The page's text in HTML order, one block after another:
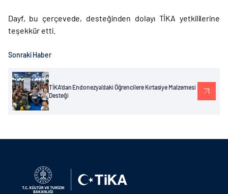
Dayf, bu çerçevede, desteğinden dolayı TİKA yetkililerine
teşekkür etti.
Sonraki Haber
TİKA’dan Endonezya’daki Öğrencilere Kırtasiye Malzemesi
Desteği